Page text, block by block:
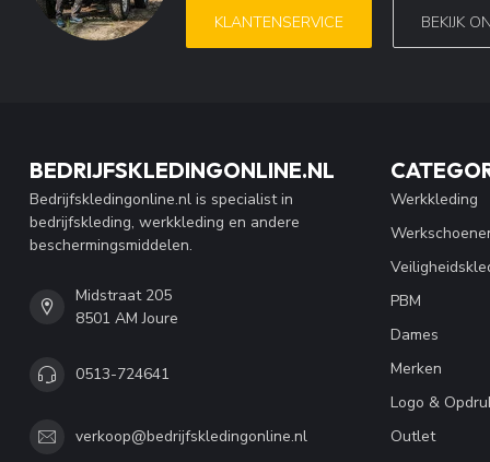
KLANTENSERVICE BEKIJK
BEDRIJFSKLEDINGONLINE.NL
Bedrijfskledingonline.nl is specialist in
bedrijfskleding, werkkleding en andere
beschermingsmiddelen.
Midstraat 205
8501 AM Joure
0513-724641
verkoop@bedrijfskledingonline.nl
Werkkleding
PBM
Dames
Merken
Logo &
Outlet